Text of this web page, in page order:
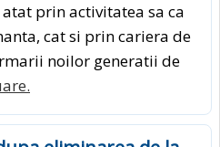
prin activitatea sa ca
cat si prin cariera de
noilor generatii de